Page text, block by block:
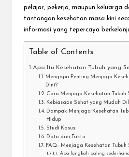
pelajar, pekerja, maupun keluarga
tantangan kesehatan masa kini
informasi yang tepercaya
Table of Contents
Apa Itu Kesehatan Tubuh yang
Mengapa Penting Menjaga
Dini?
Cara Menjaga Kesehatan Tubuh
Kebiasaan Sehat yang Mudah
Dampak Menjaga Kesehatan
Hidup
Studi Kasus
Data dan Fakta
FAQ : Menjaga Kesehatan Tubuh
1. Apa langkah paling